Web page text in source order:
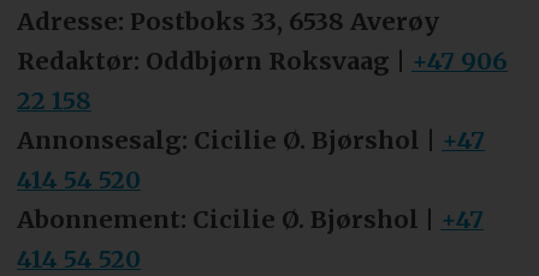
Adresse: Postboks 33, 6538 Averøy
Redaktør: Oddbjørn Roksvaag | +47 906
22 158
Annonsesalg: Cicilie Ø. Bjørshol | +47
414 54 520
Abonnement: Cicilie Ø. Bjørshol | +47
414 54 520